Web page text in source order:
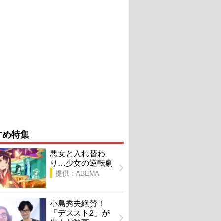
特集
悪女と入れ替わ
り…少女の逆転劇
提供：ABEMA
小島秀夫絶賛！
「デススト2」が